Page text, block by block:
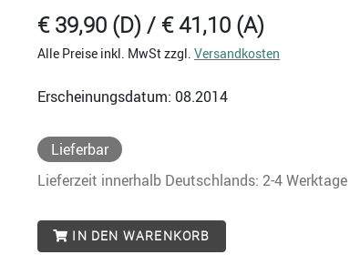
€ 39,90 (D) / € 41,10 (A)
Alle Preise inkl. MwSt zzgl. Versandkosten
Erscheinungsdatum: 08.2014
Lieferbar
Lieferzeit innerhalb Deutschlands: 2-4 Werktage
IN DEN WARENKORB